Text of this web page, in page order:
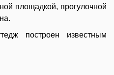
площадкой, прогулочной
построен известным